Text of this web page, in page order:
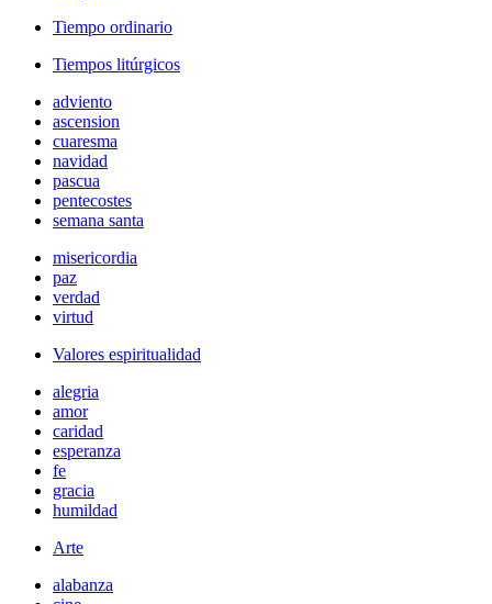
Tiempo ordinario
Tiempos litúrgicos
adviento
ascension
cuaresma
navidad
pascua
pentecostes
semana santa
misericordia
paz
verdad
virtud
Valores espiritualidad
alegria
amor
caridad
esperanza
fe
gracia
humildad
Arte
alabanza